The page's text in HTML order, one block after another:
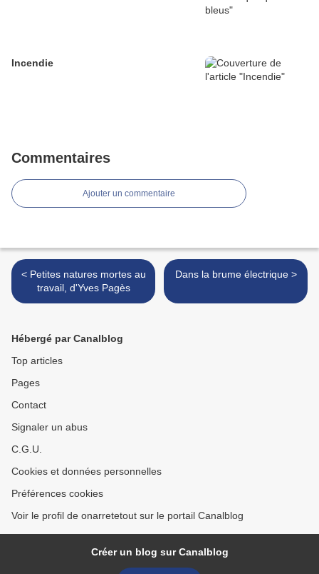
Incendie
Commentaires
Ajouter un commentaire
< Petites natures mortes au
travail, d'Yves Pagès
Dans la brume électrique >
Hébergé par Canalblog
Top articles
Pages
Contact
Signaler un abus
C.G.U.
Cookies et données personnelles
Préférences cookies
Voir le profil de onarretetout sur le portail Canalblog
Créer un blog sur Canalblog